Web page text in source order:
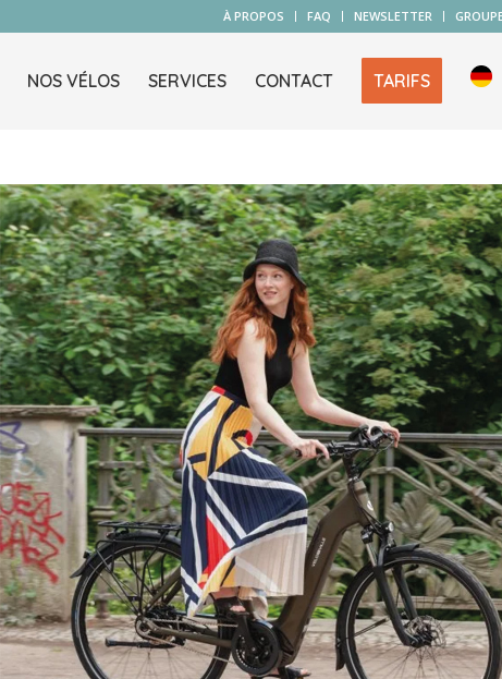
À PROPOS FAQ NEWSLETTER
NOS VÉLOS SERVICES CONTACT TARIFS